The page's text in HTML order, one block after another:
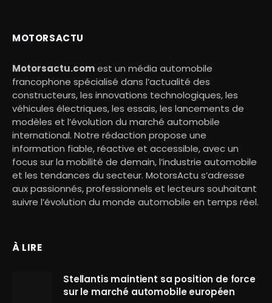
MOTORSACTU
Motorsactu.comest un média automobile
francophone spécialisé dans l’actualité des
constructeurs, les innovations technologiques, les
véhicules électriques, les essais, les lancements de
modèles et l’évolution du marché automobile
international. Notre rédaction propose une
information fiable, réactive et accessible, avec un
focus sur la mobilité de demain, l’industrie automobile
et les tendances du secteur. MotorsActu s’adresse
aux passionnés, professionnels et lecteurs souhaitant
suivre l’évolution du monde automobile en temps réel.
À LIRE
Stellantis maintient sa position de force
sur le marché automobile européen